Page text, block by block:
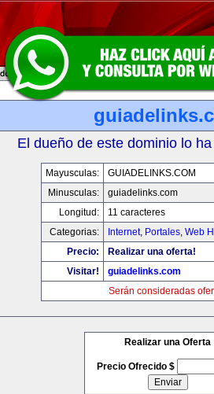
El dueño de este dominio lo
Mayusculas:
GUIADELINKS.COM
Minusculas:
guiadelinks.com
Longitud:
11 caracteres
Categorias:
Internet, Portales, Web
Precio:
Realizar una oferta!
Visitar!
guiadelinks.com
Serán consideradas
Realizar una Oferta
Precio Ofrecido $